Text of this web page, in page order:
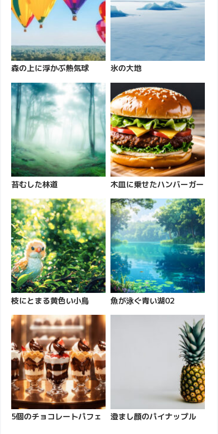
森の上に浮かぶ熱気球 氷の大地
苔むした林道 木皿に乗せたハンバーガー
枝にとまる黄色い小鳥 魚が泳ぐ青い湖02
5個のチョコレートパフェ 澄まし顔のパイナップル